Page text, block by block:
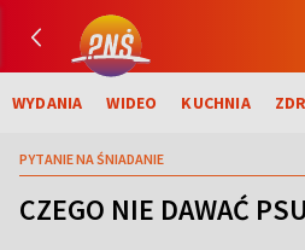
WYDANIA WIDEO KUCHNIA
PYTANIE NA ŚNIADANIE
CZEGO NIE DAWAĆ